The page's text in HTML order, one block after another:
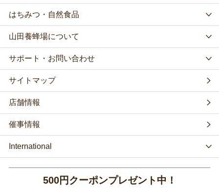
はちみつ・自然食品
山田養蜂場について
サポート・お問い合わせ
サイトマップ
店舗情報
催事情報
International
500円クーポンプレゼント中！